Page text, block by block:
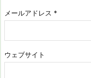
メールアドレス *
ウェブサイト